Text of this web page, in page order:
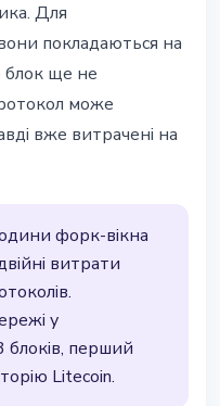
Для
покладаються на
блок ще не
може
вже витрачені на
форк-вікна
витрати
у
блоків, перший
Litecoin.